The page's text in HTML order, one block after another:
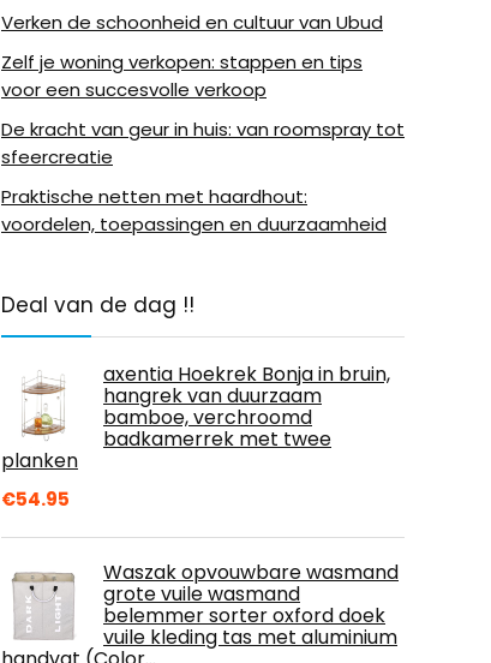
Verken de schoonheid en cultuur van Ubud
Zelf je woning verkopen: stappen en tips
voor een succesvolle verkoop
De kracht van geur in huis: van roomspray tot
sfeercreatie
Praktische netten met haardhout:
voordelen, toepassingen en duurzaamheid
Deal van de dag !!
axentia Hoekrek Bonja in bruin,
hangrek van duurzaam
bamboe, verchroomd
badkamerrek met twee
planken
€54.95
Waszak opvouwbare wasmand
grote vuile wasmand
belemmer sorter oxford doek
vuile kleding tas met aluminium